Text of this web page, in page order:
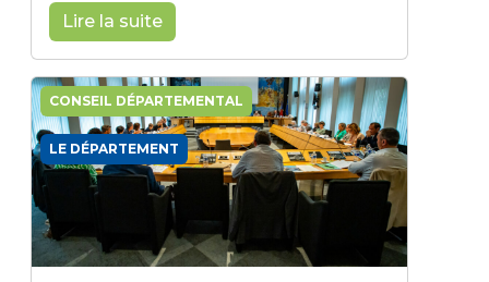
Lire la suite
CONSEIL DÉPARTEMENTAL
LE DÉPARTEMENT